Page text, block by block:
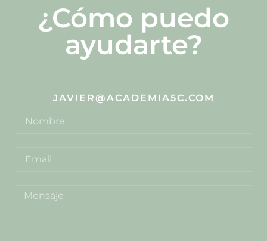
¿Cómo puedo
ayudarte?
JAVIER@ACADEMIA5C.COM